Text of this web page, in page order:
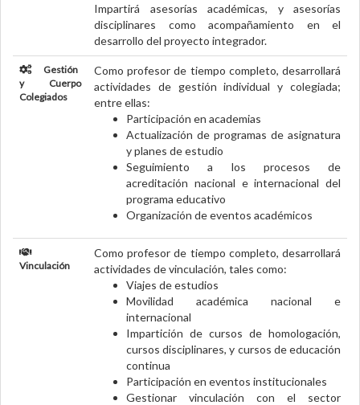
Impartirá asesorías académicas, y asesorías
disciplinares como acompañamiento en el
desarrollo del proyecto integrador.
Gestión
y Cuerpo
Colegiados
Como profesor de tiempo completo, desarrollará
actividades de gestión individual y colegiada;
entre ellas:
Participación en academias
Actualización de programas de asignatura
y planes de estudio
Seguimiento a los procesos de
acreditación nacional e internacional del
programa educativo
Organización de eventos académicos
Vinculación
Como profesor de tiempo completo, desarrollará
actividades de vinculación, tales como:
Viajes de estudios
Movilidad académica nacional e
internacional
Impartición de cursos de homologación,
cursos disciplinares, y cursos de educación
continua
Participación en eventos institucionales
Gestionar vinculación con el sector